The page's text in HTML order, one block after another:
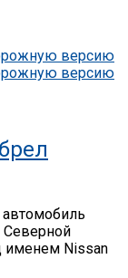
автомобиль
Северной
именем Nissan